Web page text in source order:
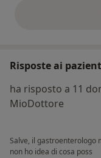
Risposte ai
ha risposto a 11
MioDottore
Salve, il gastroenterologo
non ho idea di cosa poss